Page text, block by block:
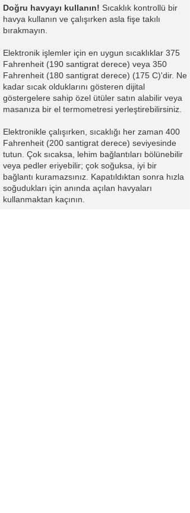
Doğru havyayı kullanın! Sıcaklık kontrollü bir
havya kullanın ve çalışırken asla fişe takılı
bırakmayın.
Elektronik işlemler için en uygun sıcaklıklar 375
Fahrenheit (190 santigrat derece) veya 350
Fahrenheit (180 santigrat derece) (175 C)'dir. Ne
kadar sıcak olduklarını gösteren dijital
göstergelere sahip özel ütüler satın alabilir veya
masanıza bir el termometresi yerleştirebilirsiniz.
Elektronikle çalışırken, sıcaklığı her zaman 400
Fahrenheit (200 santigrat derece) seviyesinde
tutun. Çok sıcaksa, lehim bağlantıları bölünebilir
veya pedler eriyebilir; çok soğuksa, iyi bir
bağlantı kuramazsınız. Kapatıldıktan sonra hızla
soğudukları için anında açılan havyaları
kullanmaktan kaçının.